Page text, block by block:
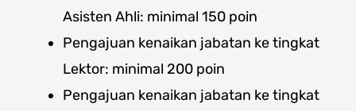
Asisten Ahli: minimal 150 poin
Pengajuan kenaikan jabatan ke tingkat
Lektor: minimal 200 poin
Pengajuan kenaikan jabatan ke tingkat